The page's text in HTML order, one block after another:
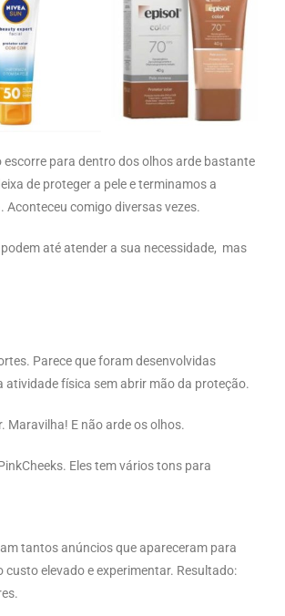
para dentro dos olhos arde bastante
de proteger a pele e terminamos a
comigo diversas vezes.
até atender a sua necessidade, mas
Parece que foram desenvolvidas
física sem abrir mão da proteção.
Maravilha! E não arde os olhos.
Eles tem vários tons para
tantos anúncios que apareceram para
elevado e experimentar. Resultado: